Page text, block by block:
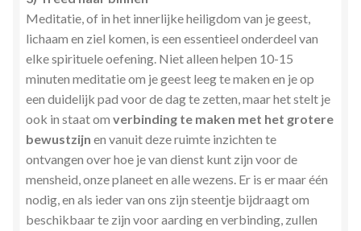
Meditatie, of in het innerlijke heiligdom van je geest,
lichaam en ziel komen, is een essentieel onderdeel van
elke spirituele oefening. Niet alleen helpen 10-15
minuten meditatie om je geest leeg te maken en je op
een duidelijk pad voor de dag te zetten, maar het stelt je
ook in staat om verbinding te maken met het grotere
bewustzijn en vanuit deze ruimte inzichten te
ontvangen over hoe je van dienst kunt zijn voor de
mensheid, onze planeet en alle wezens. Er is er maar één
nodig, en als ieder van ons zijn steentje bijdraagt om
beschikbaar te zijn voor aarding en verbinding, zullen